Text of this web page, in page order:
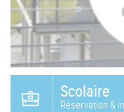
Scolaire
Réservation &